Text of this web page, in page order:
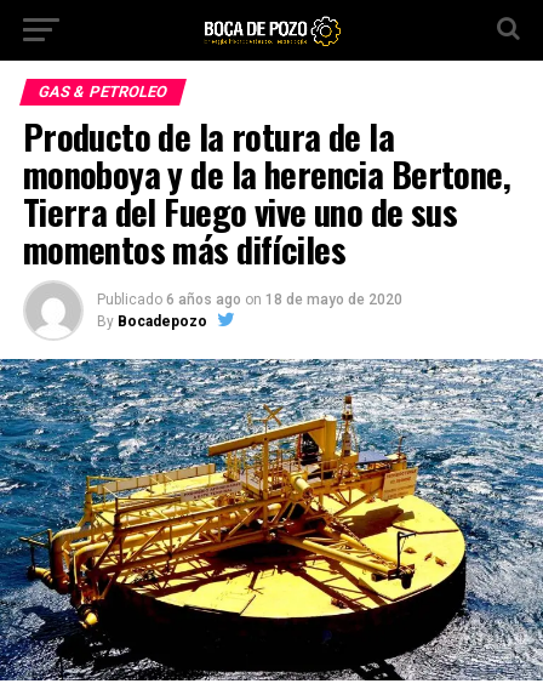
GAS & PETROLEO
Producto de la rotura de la
monoboya y de la herencia Bertone,
Tierra del Fuego vive uno de sus
momentos más difíciles
Publicado 6 años ago on 18 de mayo de 2020
By Bocadepozo